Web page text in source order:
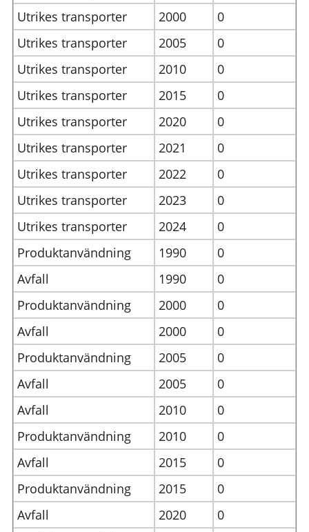
Utrikes transporter
2000
0
Utrikes transporter
2005
0
Utrikes transporter
2010
0
Utrikes transporter
2015
0
Utrikes transporter
2020
0
Utrikes transporter
2021
0
Utrikes transporter
2022
0
Utrikes transporter
2023
0
Utrikes transporter
2024
0
Produktanvändning
1990
0
Avfall
1990
0
Produktanvändning
2000
0
Avfall
2000
0
Produktanvändning
2005
0
Avfall
2005
0
Avfall
2010
0
Produktanvändning
2010
0
Avfall
2015
0
Produktanvändning
2015
0
Avfall
2020
0